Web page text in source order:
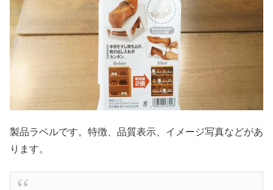
製品ラベルです。特徴、品質表示、イメージ写真などがあ
ります。